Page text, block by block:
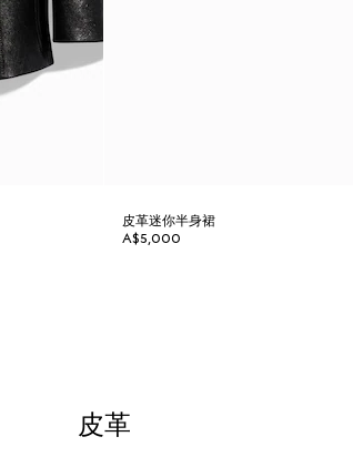
皮革迷你半身裙
A$5,000
皮革